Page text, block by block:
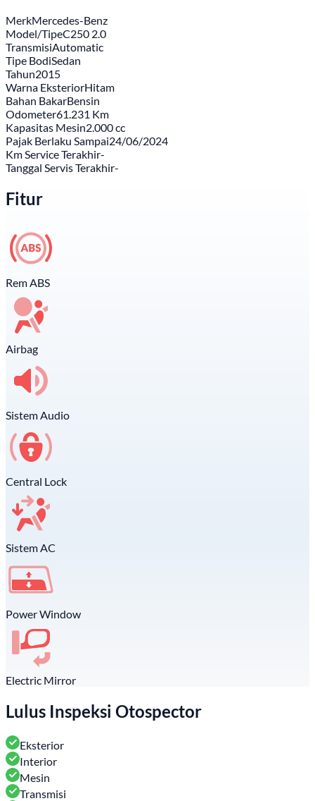
MerkMercedes-Benz
Model/TipeC250 2.0
TransmisiAutomatic
Tipe BodiSedan
Tahun2015
Warna EksteriorHitam
Bahan BakarBensin
Odometer61.231 Km
Kapasitas Mesin2.000 cc
Pajak Berlaku Sampai24/06/2024
Km Service Terakhir-
Tanggal Servis Terakhir-
Fitur
Rem ABS
Airbag
Sistem Audio
Central Lock
Sistem AC
Power Window
Electric Mirror
Lulus Inspeksi Otospector
Eksterior
Interior
Mesin
Transmisi